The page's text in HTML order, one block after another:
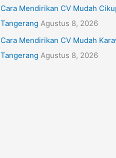
Cara Mendirikan CV Mudah
Tangerang Agustus 8, 2026
Cara Mendirikan CV Mudah
Tangerang Agustus 8, 2026